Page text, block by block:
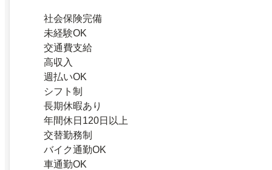
社会保険完備
未経験OK
交通費支給
高収入
週払いOK
シフト制
長期休暇あり
年間休日120日以上
交替勤務制
バイク通勤OK
車通勤OK